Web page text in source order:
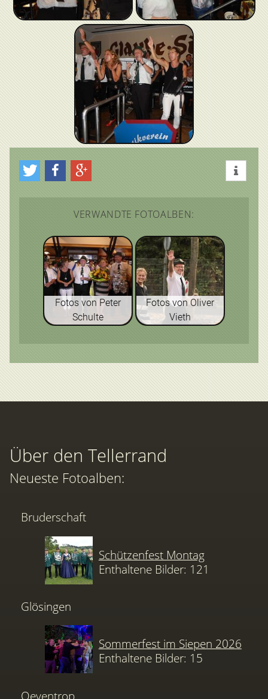
VERWANDTE FOTOALBEN:
Fotos von Peter
Schulte
Fotos von Oliver
Vieth
Über den Tellerrand
Neueste Fotoalben:
Bruderschaft
Schützenfest Montag
Enthaltene Bilder: 121
Glösingen
Sommerfest im Siepen 2026
Enthaltene Bilder: 15
Oeventrop